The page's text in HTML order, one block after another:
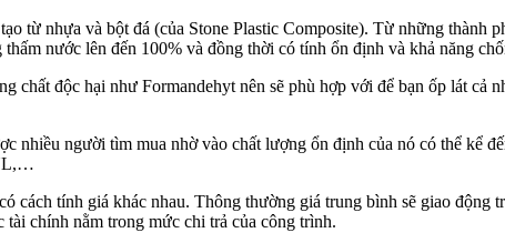
từ nhựa và bột đá (của Stone Plastic Composite). Từ những thành
thấm nước lên đến 100% và đồng thời có tính ổn định và khả năng
chất độc hại như Formandehyt nên sẽ phù hợp với để bạn ốp lát cả
nhiều người tìm mua nhờ vào chất lượng ổn định của nó có thể kể
cách tính giá khác nhau. Thông thường giá trung bình sẽ giao
chính nằm trong mức chi trả của công trình.